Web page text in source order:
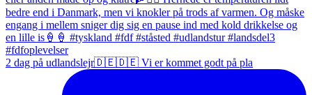
2 dag på udlandslejr🇩🇪🇩🇪 Vi er kommet godt på pla